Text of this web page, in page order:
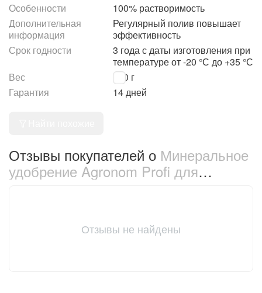
Особенности
100% растворимость
Дополнительная
информация
Регулярный полив повышает
эффективность
Срок годности
3 года с даты изготовления при
температуре от -20 °С до +35 °С
Вес
250 г
Гарантия
14 дней
Отзывы покупателей о Минеральное
удобрение Agronom Profi для
Отзывы не найдены